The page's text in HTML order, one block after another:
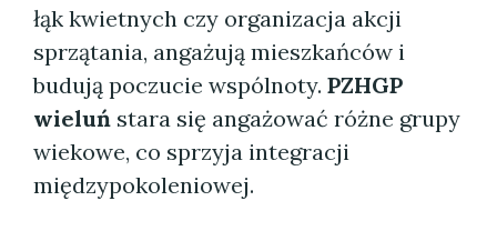
łąk kwietnych czy organizacja akcji
sprzątania, angażują mieszkańców i
budują poczucie wspólnoty. PZHGP
wieluń stara się angażować różne grupy
wiekowe, co sprzyja integracji
międzypokoleniowej.